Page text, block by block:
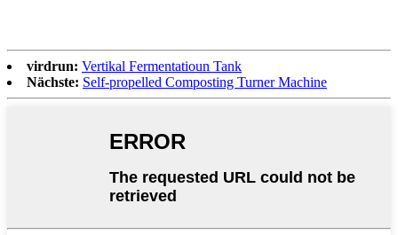
virdrun: Vertikal Fermentatioun Tank
Nächste: Self-propelled Composting Turner Machine